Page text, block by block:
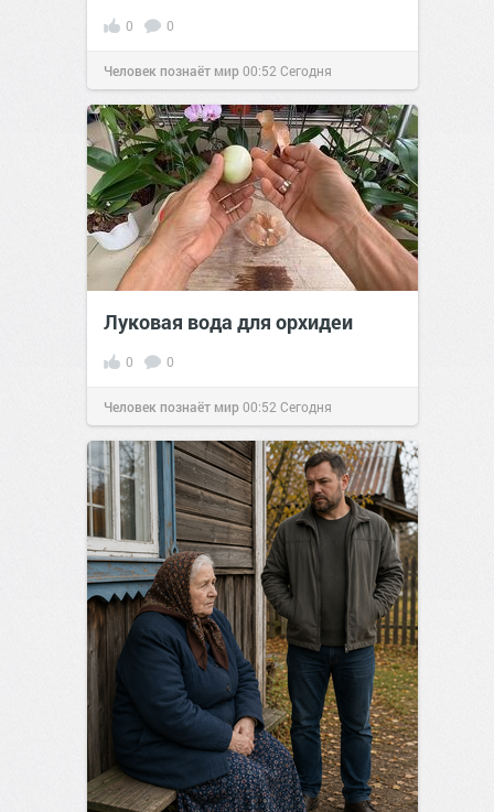
0 0
Человек познаёт мир00:52 Сегодня
Луковая вода для орхидеи
0 0
Человек познаёт мир00:52 Сегодня